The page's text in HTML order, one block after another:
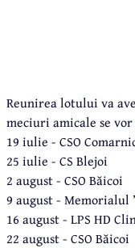
Reunirea lotului va
meciuri amicale se
19 iulie - CSO
25 iulie - CS Blejoi
2 august - CSO Băicoi
9 august - Memorialul
16 august - LPS HD
22 august - CSO Băicoi